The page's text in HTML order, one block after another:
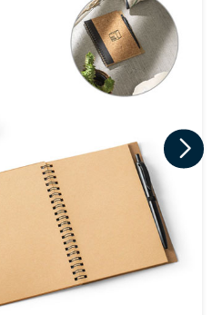
comunicações.
a proteger e respeitar
seus dados apenas para fins
alterar suas preferências a
conversa